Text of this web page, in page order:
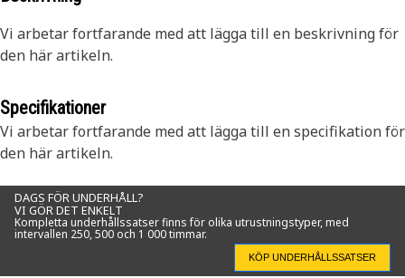
Vi arbetar fortfarande med att lägga till en beskrivning för
den här artikeln.
Specifikationer
Vi arbetar fortfarande med att lägga till en specifikation för
den här artikeln.
DAGS FÖR UNDERHÅLL?
VI GÖR DET ENKELT
Kompletta underhållssatser finns för olika utrustningstyper, med
intervallen 250, 500 och 1 000 timmar.
KÖP UNDERHÅLLSSATSER